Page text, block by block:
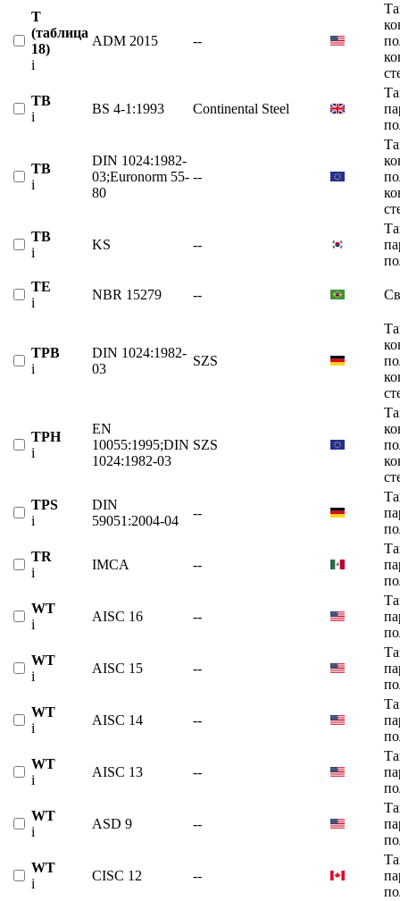
T
(таблица
18)
i
ADM 2015 --
TB
i
BS 4-1:1993 Continental Steel
TB
i
DIN 1024:1982-
03;Euronorm 55-
80
--
TB
i
KS --
TE
i
NBR 15279 --
TPB
i
DIN 1024:1982-
03
SZS
TPH
i
EN
10055:1995;DIN
1024:1982-03
SZS
TPS
i
DIN
59051:2004-04
--
TR
i
IMCA --
WT
i
AISC 16 --
WT
i
AISC 15 --
WT
i
AISC 14 --
WT
i
AISC 13 --
WT
i
ASD 9 --
WT
i
CISC 12 --